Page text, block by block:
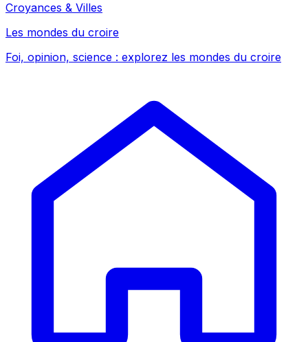
Croyances & Villes
Les mondes du croire
Foi, opinion, science : explorez les mondes du croire